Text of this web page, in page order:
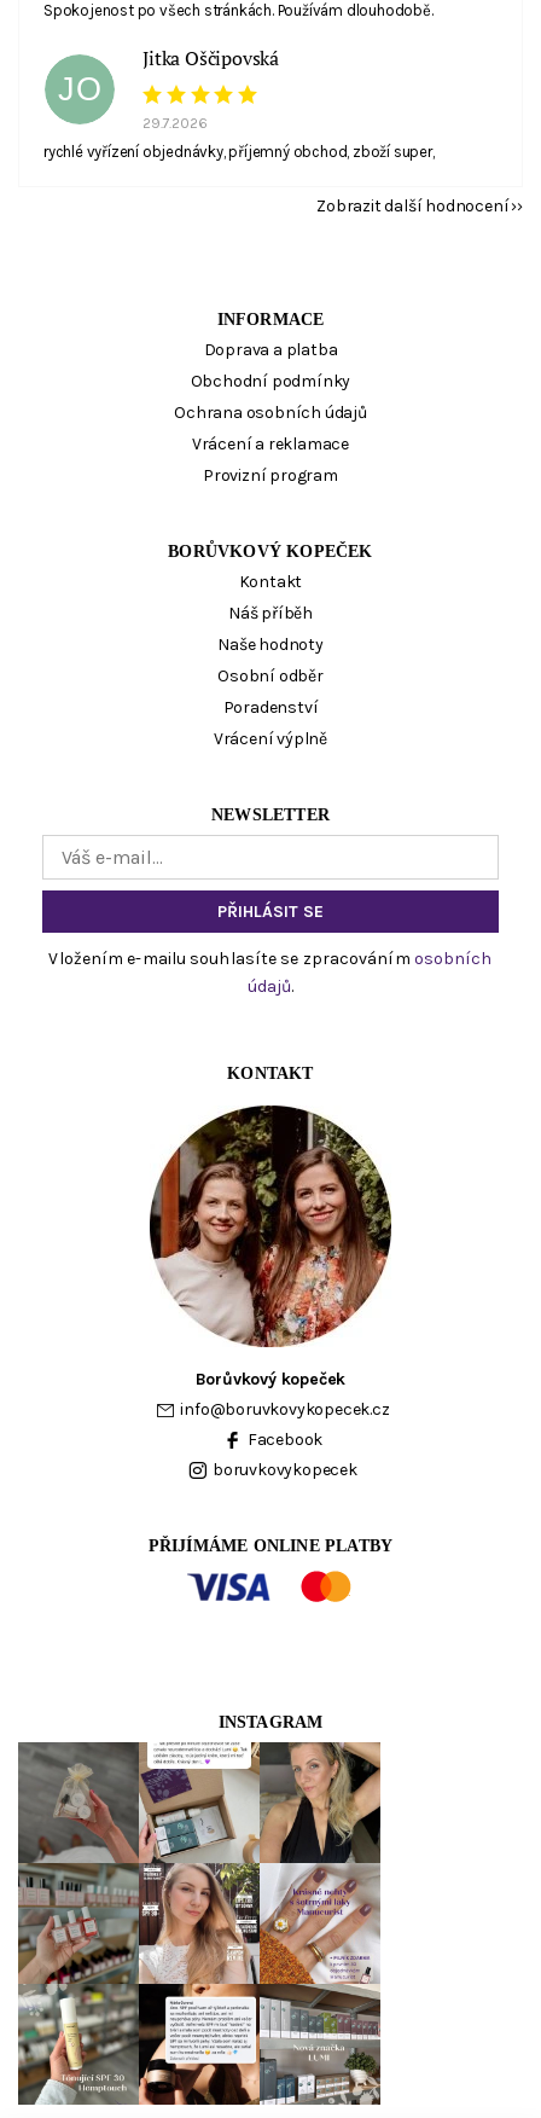
Spokojenost po všech stránkách. Používám dlouhodobě.
JO
Jitka Oščipovská
29.7.2026
rychlé vyřízení objednávky, příjemný obchod, zboží super,
Zobrazit další hodnocení
INFORMACE
Doprava a platba
Obchodní podmínky
Ochrana osobních údajů
Vrácení a reklamace
Provizní program
BORŮVKOVÝ KOPEČEK
Kontakt
Náš příběh
Naše hodnoty
Osobní odběr
Poradenství
Vrácení výplně
NEWSLETTER
Vložením e-mailu souhlasíte se zpracováním osobních
údajů.
KONTAKT
Borůvkový kopeček
info@boruvkovykopecek.cz
Facebook
boruvkovykopecek
PŘIJÍMÁME ONLINE PLATBY
INSTAGRAM